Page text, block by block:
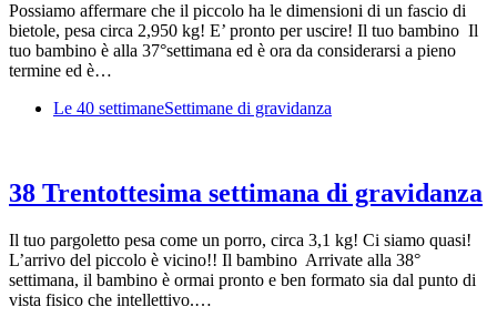
Possiamo affermare che il piccolo ha le dimensioni di un fascio di
bietole, pesa circa 2,950 kg! E’ pronto per uscire! Il tuo bambino Il
tuo bambino è alla 37°settimana ed è ora da considerarsi a pieno
termine ed è…
Le 40 settimaneSettimane di gravidanza
38 Trentottesima settimana di gravidanza
Il tuo pargoletto pesa come un porro, circa 3,1 kg! Ci siamo quasi!
L’arrivo del piccolo è vicino!! Il bambino Arrivate alla 38°
settimana, il bambino è ormai pronto e ben formato sia dal punto di
vista fisico che intellettivo.…